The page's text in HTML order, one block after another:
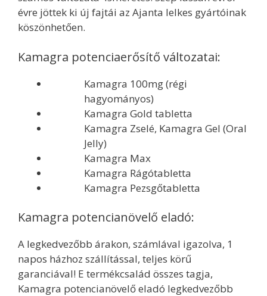
évre jöttek ki új fajtái az Ajanta lelkes gyártóinak
köszönhetően.
Kamagra potenciaerősítő változatai:
Kamagra 100mg (régi
hagyományos)
Kamagra Gold tabletta
Kamagra Zselé, Kamagra Gel (Oral
Jelly)
Kamagra Max
Kamagra Rágótabletta
Kamagra Pezsgőtabletta
Kamagra potencianövelő eladó:
A legkedvezőbb árakon, számlával igazolva, 1
napos házhoz szállítással, teljes körű
garanciával! E termékcsalád összes tagja,
Kamagra potencianövelő eladó legkedvezőbb